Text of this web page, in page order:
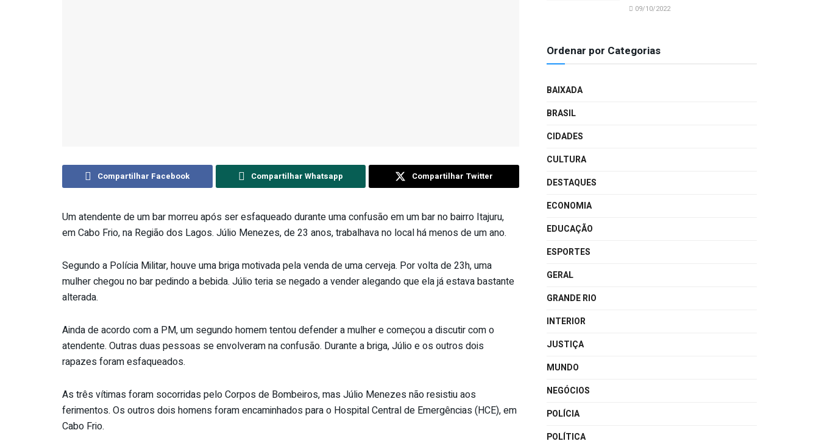
Compartilhar Facebook Compartilhar Whatsapp Compartilhar Twitter
Um atendente de um bar morreu após ser esfaqueado durante uma confusão em um bar no bairro Itajuru,
em Cabo Frio, na Região dos Lagos. Júlio Menezes, de 23 anos, trabalhava no local há menos de um ano.
Segundo a Polícia Militar, houve uma briga motivada pela venda de uma cerveja. Por volta de 23h, uma
mulher chegou no bar pedindo a bebida. Júlio teria se negado a vender alegando que ela já estava bastante
alterada.
Ainda de acordo com a PM, um segundo homem tentou defender a mulher e começou a discutir com o
atendente. Outras duas pessoas se envolveram na confusão. Durante a briga, Júlio e os outros dois
rapazes foram esfaqueados.
As três vítimas foram socorridas pelo Corpos de Bombeiros, mas Júlio Menezes não resistiu aos
ferimentos. Os outros dois homens foram encaminhados para o Hospital Central de Emergências (HCE), em
Cabo Frio.
09/10/2022
Ordenar por Categorias
BAIXADA
BRASIL
CIDADES
CULTURA
DESTAQUES
ECONOMIA
EDUCAÇÃO
ESPORTES
GERAL
GRANDE RIO
INTERIOR
JUSTIÇA
MUNDO
NEGÓCIOS
POLÍCIA
POLÍTICA